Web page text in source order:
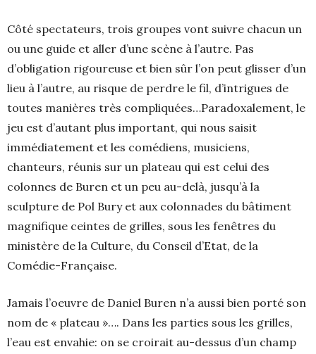
Côté spectateurs, trois groupes vont suivre chacun un
ou une guide et aller d’une scène à l’autre. Pas
d’obligation rigoureuse et bien sûr l’on peut glisser d’un
lieu à l’autre, au risque de perdre le fil, d’intrigues de
toutes manières très compliquées…Paradoxalement, le
jeu est d’autant plus important, qui nous saisit
immédiatement et les comédiens, musiciens,
chanteurs, réunis sur un plateau qui est celui des
colonnes de Buren et un peu au-delà, jusqu’à la
sculpture de Pol Bury et aux colonnades du bâtiment
magnifique ceintes de grilles, sous les fenêtres du
ministère de la Culture, du Conseil d’Etat, de la
Comédie-Française.
Jamais l’oeuvre de Daniel Buren n’a aussi bien porté son
nom de « plateau »…. Dans les parties sous les grilles,
l’eau est envahie: on se croirait au-dessus d’un champ